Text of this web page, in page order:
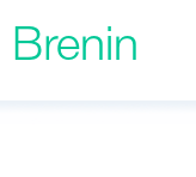
Brenin